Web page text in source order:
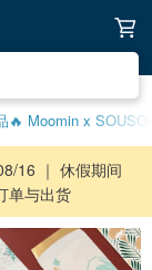
🔥 Moomin x
16 ｜ 休假期间
单与出货